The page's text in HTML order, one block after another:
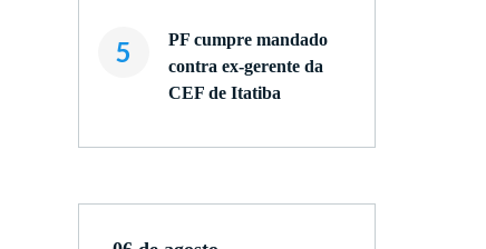
5
PF cumpre mandado
contra ex-gerente da
CEF de Itatiba